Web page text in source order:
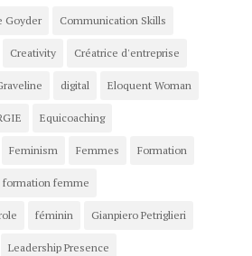
Goyder Communication Skills
Creativity Créatrice d'entreprise
digital Eloquent Woman
Equicoaching
Feminism Femmes Formation
formation femme
féminin Gianpiero Petriglieri
Leadership Presence